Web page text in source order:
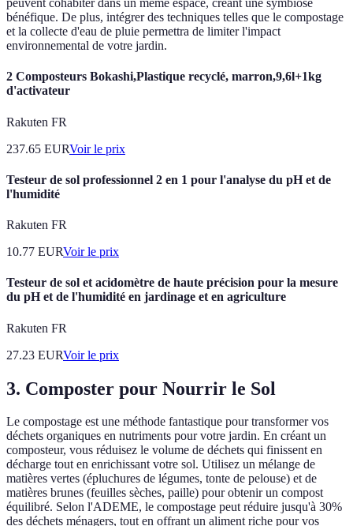
peuvent cohabiter dans un même espace, créant une symbiose
bénéfique. De plus, intégrer des techniques telles que le compostage
et la collecte d'eau de pluie permettra de limiter l'impact
environnemental de votre jardin.
2 Composteurs Bokashi,Plastique recyclé, marron,9,6l+1kg
d'activateur
Rakuten FR
237.65 EURVoir le prix
Testeur de sol professionnel 2 en 1 pour l'analyse du pH et de
l'humidité
Rakuten FR
10.77 EURVoir le prix
Testeur de sol et acidomètre de haute précision pour la mesure
du pH et de l'humidité en jardinage et en agriculture
Rakuten FR
27.23 EURVoir le prix
3. Composter pour Nourrir le Sol
Le compostage est une méthode fantastique pour transformer vos
déchets organiques en nutriments pour votre jardin. En créant un
composteur, vous réduisez le volume de déchets qui finissent en
décharge tout en enrichissant votre sol. Utilisez un mélange de
matières vertes (épluchures de légumes, tonte de pelouse) et de
matières brunes (feuilles sèches, paille) pour obtenir un compost
équilibré. Selon l'ADEME, le compostage peut réduire jusqu'à 30%
des déchets ménagers, tout en offrant un aliment riche pour vos